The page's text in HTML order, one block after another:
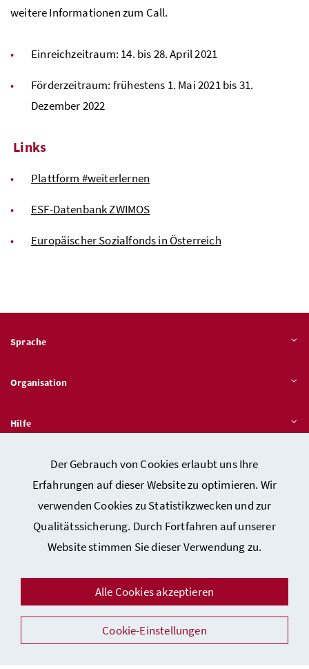
Der Gebrauch von Cookies erlaubt uns Ihre
Erfahrungen auf dieser Website zu optimieren. Wir
verwenden Cookies zu Statistikzwecken und zur
Qualitätssicherung. Durch Fortfahren auf unserer
Website stimmen Sie dieser Verwendung zu.
Alle Cookies akzeptieren
Cookie-Einstellungen
weitere Informationen zum Call.
Einreichzeitraum: 14. bis 28. April 2021
Förderzeitraum: frühestens 1. Mai 2021 bis 31.
Dezember 2022
Links
Plattform #weiterlernen
ESF-Datenbank ZWIMOS
Europäischer Sozialfonds in Österreich
Sprache
Organisation
Hilfe
Quicklinks
Datenschutz
Sicherheit